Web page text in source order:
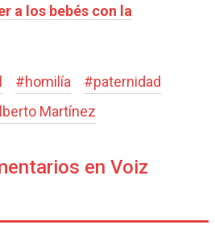
a los bebés con la
#homilía #paternidad
Martínez
en Voiz